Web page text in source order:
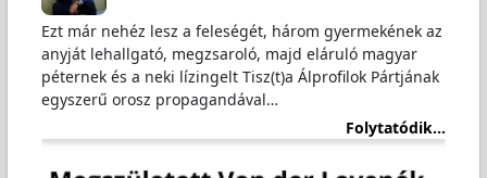
Ezt már nehéz lesz a feleségét, három gyermekének az
anyját lehallgató, megzsaroló, majd eláruló magyar
péternek és a neki lízingelt Tisz(t)a Álprofilok Pártjának
egyszerű orosz propagandával…
Folytatódik...